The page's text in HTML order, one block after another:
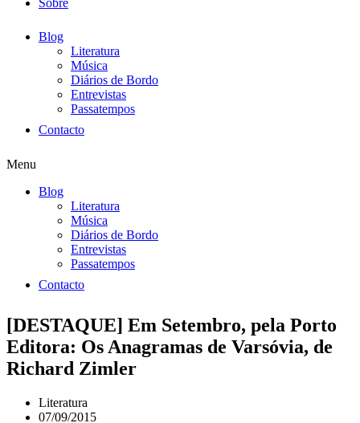
Blog
Literatura
Música
Diários de Bordo
Entrevistas
Passatempos
Contacto
Menu
Blog
Literatura
Música
Diários de Bordo
Entrevistas
Passatempos
Contacto
[DESTAQUE] Em Setembro, pela Porto
Editora: Os Anagramas de Varsóvia, de
Richard Zimler
Literatura
07/09/2015